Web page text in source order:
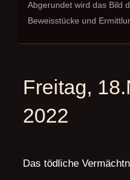
Abgerundet wird das Bild
Beweisstücke und
Freitag,
2022
Das tödliche